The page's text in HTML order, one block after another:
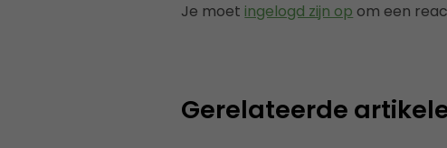
Je moet ingelogd zijn op om een
Gerelateerde